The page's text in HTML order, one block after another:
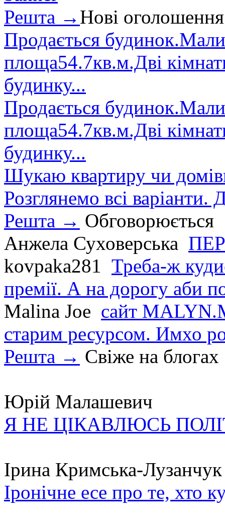
Решта → Нові оголошення
Продається
площа54.7кв.м.Дві
будинку...
Продається
площа54.7кв.м.Дві
будинку...
Шукаю квартиру чи
Розглянемо всі варіанти.
Решта → Обговорюється
Анжела Суховерська
kovpaka281 Треба-ж
премії. А на дорогу аби
Malina Joe сайт
старим ресурсом. Имхо
Решта → Свіже на блогах
Юрій Малашевич
Я НЕ ЦІКАВЛЮСЬ
Ірина Кримська-Лузанчук
Іронічне есе про те, хто